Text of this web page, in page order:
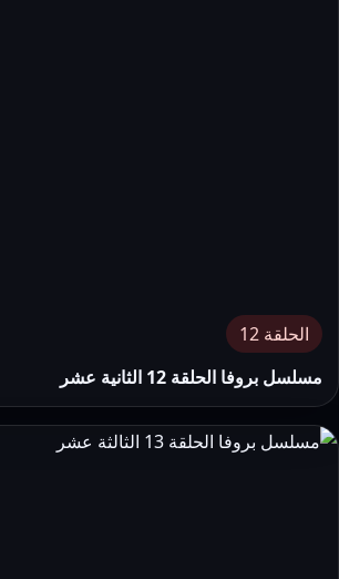
الحلقة 12
مسلسل بروفا الحلقة 12 الثانية عشر